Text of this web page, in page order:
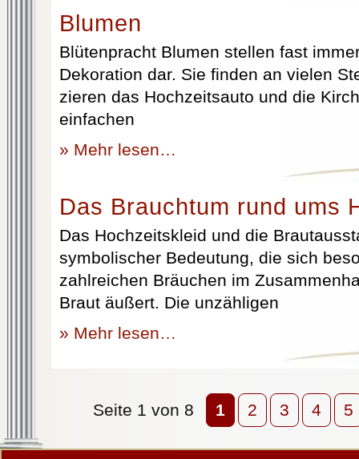
Blumen
Blütenpracht Blumen stellen fast
Dekoration dar. Sie finden an vielen
zieren das Hochzeitsauto und die
einfachen
» Mehr lesen…
Das Brauchtum rund ums
Das Hochzeitskleid und die
symbolischer Bedeutung, die sich
zahlreichen Bräuchen im
Braut äußert. Die unzähligen
» Mehr lesen…
Seite 1 von 8 1 2 3 4 5